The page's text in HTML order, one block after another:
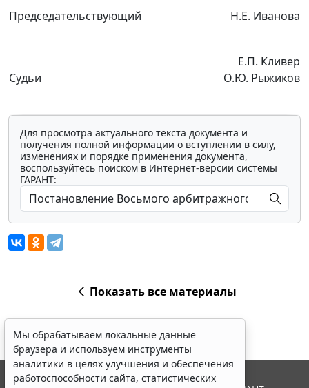
Председательствующий Н.Е. Иванова
Судьи
Е.П. Кливер
О.Ю. Рыжиков
Для просмотра актуального текста документа и
получения полной информации о вступлении в силу,
изменениях и порядке применения документа,
воспользуйтесь поиском в Интернет-версии системы
ГАРАНТ:
Показать все материалы
Мы обрабатываем локальные данные
браузера и используем инструменты
аналитики в целях улучшения и обеспечения
работоспособности сайта, статистических